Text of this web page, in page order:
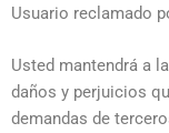
Usuario reclamado
Usted mantendrá a
daños y perjuicios
demandas de